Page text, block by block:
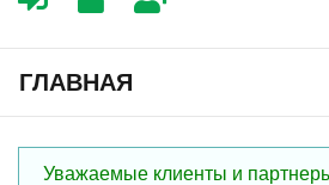
ГЛАВНАЯ
Уважаемые клиенты и